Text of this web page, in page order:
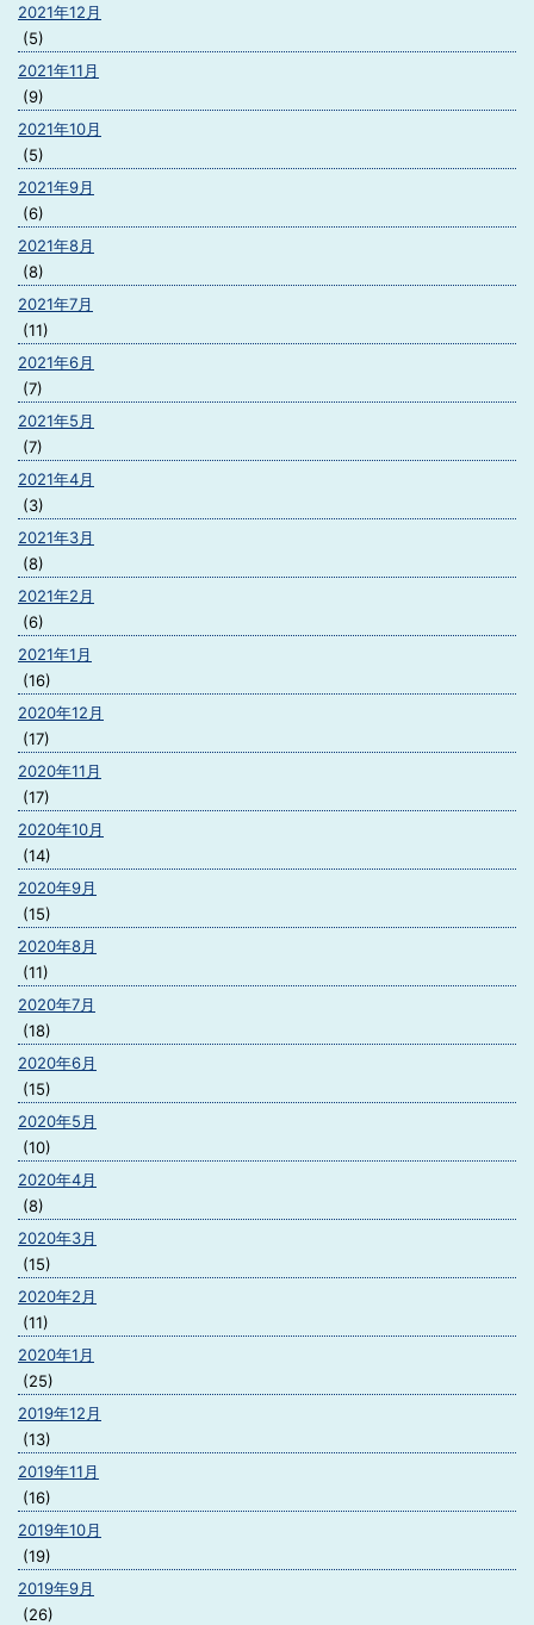
2021年12月
(5)
2021年11月
(9)
2021年10月
(5)
2021年9月
(6)
2021年8月
(8)
2021年7月
(11)
2021年6月
(7)
2021年5月
(7)
2021年4月
(3)
2021年3月
(8)
2021年2月
(6)
2021年1月
(16)
2020年12月
(17)
2020年11月
(17)
2020年10月
(14)
2020年9月
(15)
2020年8月
(11)
2020年7月
(18)
2020年6月
(15)
2020年5月
(10)
2020年4月
(8)
2020年3月
(15)
2020年2月
(11)
2020年1月
(25)
2019年12月
(13)
2019年11月
(16)
2019年10月
(19)
2019年9月
(26)